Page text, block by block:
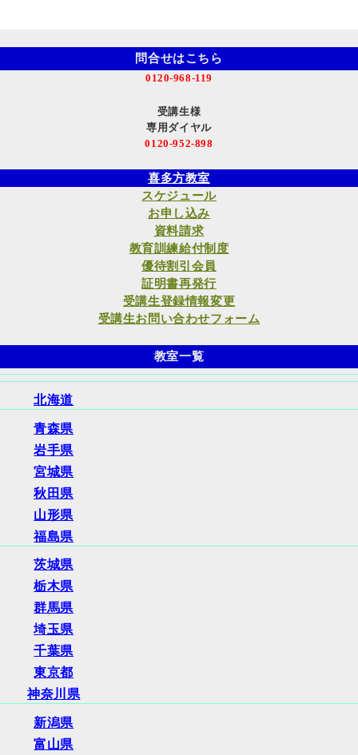
問合せはこちら
0120-968-119
受講生様
専用ダイヤル
0120-952-898
喜多方教室
スケジュール
お申し込み
資料請求
教育訓練給付制度
優待割引会員
証明書再発行
受講生登録情報変更
受講生お問い合わせフォーム
教室一覧
北海道
青森県
岩手県
宮城県
秋田県
山形県
福島県
茨城県
栃木県
群馬県
埼玉県
千葉県
東京都
神奈川県
新潟県
富山県